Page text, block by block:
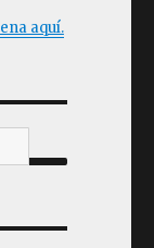
aquí.
BUSCAR